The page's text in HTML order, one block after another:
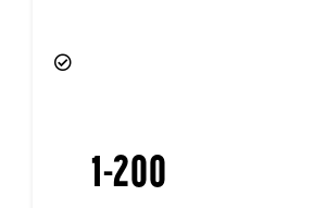
1-200